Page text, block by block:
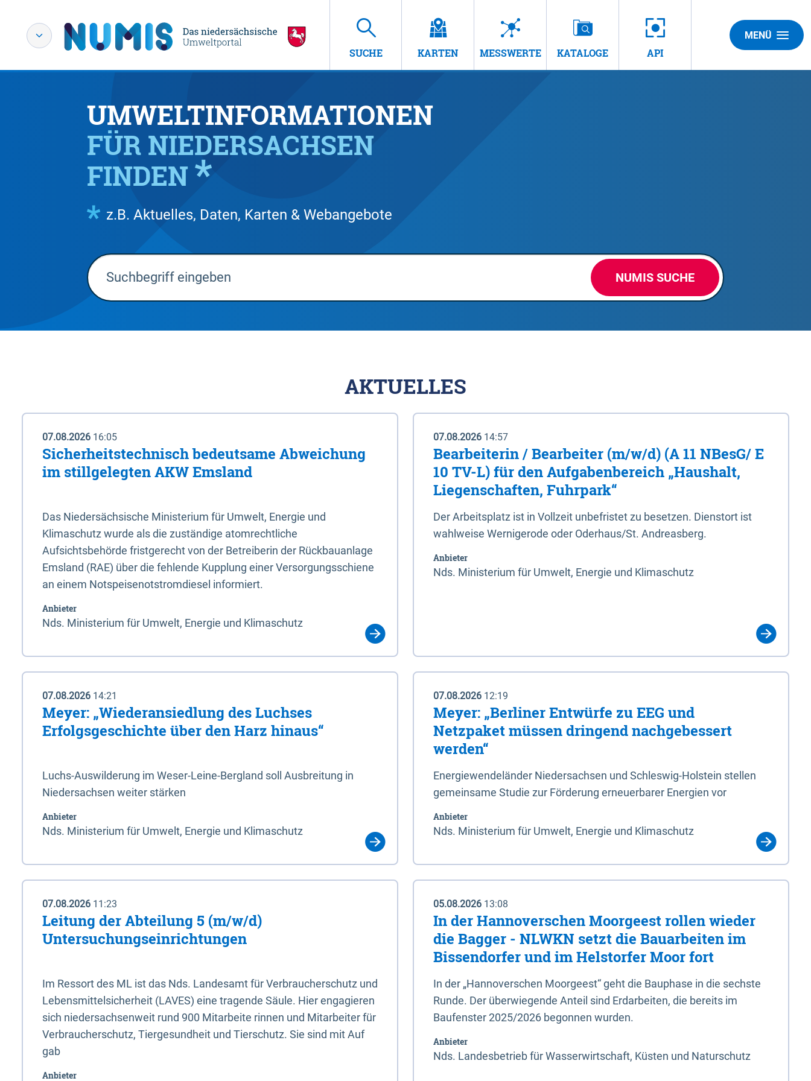
SUCHE KARTEN MESSWERTE KATALOGE API
MENÜ
UMWELTINFORMATIONEN
FÜR NIEDERSACHSEN
FINDEN
z.B. Aktuelles, Daten, Karten & Webangebote
NUMIS SUCHE
AKTUELLES
07.08.2026 16:05
Sicherheitstechnisch bedeutsame Abweichung
im stillgelegten AKW Emsland
Das Niedersächsische Ministerium für Umwelt, Energie und
Klimaschutz wurde als die zuständige atomrechtliche
Aufsichtsbehörde fristgerecht von der Betreiberin der Rückbauanlage
Emsland (RAE) über die fehlende Kupplung einer Versorgungsschiene
an einem Notspeisenotstromdiesel informiert.
Anbieter
Nds. Ministerium für Umwelt, Energie und Klimaschutz
07.08.2026 14:57
Bearbeiterin / Bearbeiter (m/w/d) (A 11 NBesG/ E
10 TV-L) für den Aufgabenbereich „Haushalt,
Liegenschaften, Fuhrpark“
Der Arbeitsplatz ist in Vollzeit unbefristet zu besetzen. Dienstort ist
wahlweise Wernigerode oder Oderhaus/St. Andreasberg.
Anbieter
Nds. Ministerium für Umwelt, Energie und Klimaschutz
07.08.2026 14:21
Meyer: „Wiederansiedlung des Luchses
Erfolgsgeschichte über den Harz hinaus“
Luchs-Auswilderung im Weser-Leine-Bergland soll Ausbreitung in
Niedersachsen weiter stärken
Anbieter
Nds. Ministerium für Umwelt, Energie und Klimaschutz
07.08.2026 12:19
Meyer: „Berliner Entwürfe zu EEG und
Netzpaket müssen dringend nachgebessert
werden“
Energiewendeländer Niedersachsen und Schleswig-Holstein stellen
gemeinsame Studie zur Förderung erneuerbarer Energien vor
Anbieter
Nds. Ministerium für Umwelt, Energie und Klimaschutz
07.08.2026 11:23
Leitung der Abteilung 5 (m/w/d)
Untersuchungseinrichtungen
Im Ressort des ML ist das Nds. Landesamt für Verbraucherschutz und
Lebensmittelsicherheit (LAVES) eine tragende Säule. Hier engagieren
sich niedersachsenweit rund 900 Mitarbeite rinnen und Mitarbeiter für
Verbraucherschutz, Tiergesundheit und Tierschutz. Sie sind mit Auf
gab
Anbieter
05.08.2026 13:08
In der Hannoverschen Moorgeest rollen wieder
die Bagger - NLWKN setzt die Bauarbeiten im
Bissendorfer und im Helstorfer Moor fort
In der „Hannoverschen Moorgeest“ geht die Bauphase in die sechste
Runde. Der überwiegende Anteil sind Erdarbeiten, die bereits im
Baufenster 2025/2026 begonnen wurden.
Anbieter
Nds. Landesbetrieb für Wasserwirtschaft, Küsten und Naturschutz